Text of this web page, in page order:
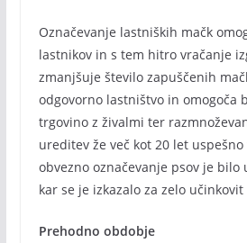
Označevanje lastniških mačk
lastnikov in s tem hitro vračanje
zmanjšuje število zapuščenih
odgovorno lastništvo in omogoča
trgovino z živalmi ter
ureditev že več kot 20 let uspešno
obvezno označevanje psov je bilo
kar se je izkazalo za zelo
Prehodno obdobje